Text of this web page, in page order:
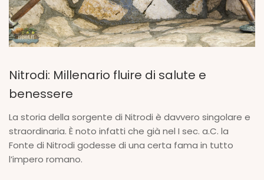
Nitrodi: Millenario fluire di salute e
benessere
La storia della sorgente di Nitrodi è davvero singolare e
straordinaria. È noto infatti che già nel I sec. a.C. la
Fonte di Nitrodi godesse di una certa fama in tutto
l’impero romano.